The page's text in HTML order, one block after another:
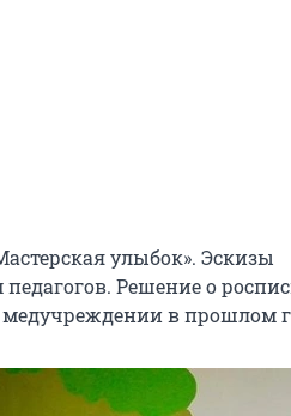
улыбок». Эскизы
Решение о
в прошлом